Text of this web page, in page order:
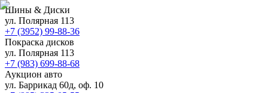
Шины & Диски
ул. Полярная 113
+7 (3952) 99-88-36
Покраска дисков
ул. Полярная 113
+7 (983) 699-88-68
Аукцион авто
ул. Баррикад 60д, оф. 10